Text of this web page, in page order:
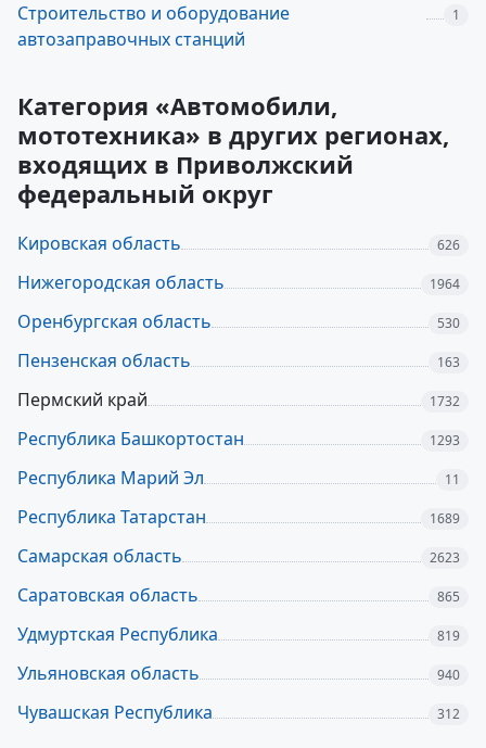
Строительство и оборудование
автозаправочных станций
1
Категория «Автомобили,
мототехника» в других регионах,
входящих в Приволжский
федеральный округ
Кировская область 626
Нижегородская область 1964
Оренбургская область 530
Пензенская область 163
Пермский край 1732
Республика Башкортостан 1293
Республика Марий Эл 11
Республика Татарстан 1689
Самарская область 2623
Саратовская область 865
Удмуртская Республика 819
Ульяновская область 940
Чувашская Республика 312